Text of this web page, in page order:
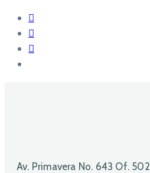
Av. Primavera No. 643 Of. 502